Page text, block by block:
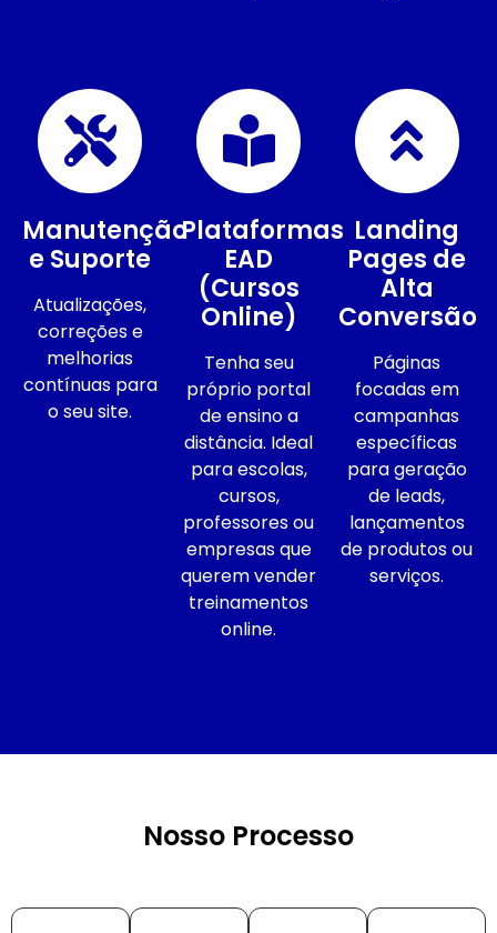
Manutenção
e Suporte
Atualizações,
correções e
melhorias
contínuas para
o seu site.
Plataformas
EAD
(Cursos
Online)
Tenha seu
próprio portal
de ensino a
distância. Ideal
para escolas,
cursos,
professores ou
empresas que
querem vender
treinamentos
online.
Landing
Pages de
Alta
Conversão
Páginas
focadas em
campanhas
específicas
para geração
de leads,
lançamentos
de produtos ou
serviços.
Nosso Processo